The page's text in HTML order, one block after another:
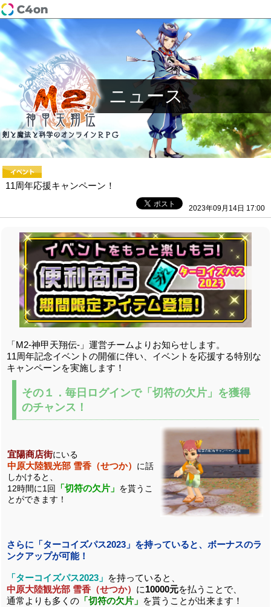
ニュース
11周年応援キャンペーン！
2023年09月14日 17:00
「M2-神甲天翔伝-」運営チームよりお知らせします。
11周年記念イベントの開催に伴い、イベントを応援する特別な
キャンペーンを実施します！
その１．毎日ログインで「切符の欠片」を獲得
のチャンス！
宜陽商店街にいる
中原大陸観光部 雪香（せつか） に話
しかけると、
12時間に1回
「切符の欠片」 を貰うこ
とができます！
さらに「ターコイズパス2023」を持っていると、ボーナスのラ
ンクアップが可能！
「ターコイズパス2023」 を持っていると、
中原大陸観光部 雪香（せつか） に10000元を払うことで、
通常よりも多くの 「切符の欠片」 を貰うことが出来ます！